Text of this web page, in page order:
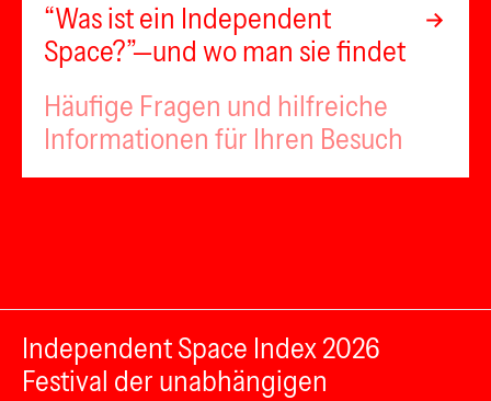
“Was ist ein Independent
Space?”—und wo man sie findet
Häufige Fragen und hilfreiche
Informationen für Ihren Besuch
Independent Space Index 2026
Festival der unabhängigen